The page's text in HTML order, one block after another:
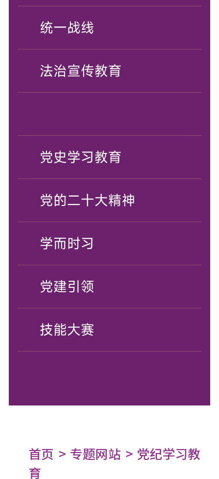
统一战线
法治宣传教育
党史学习教育
党的二十大精神
学而时习
党建引领
技能大赛
首页 专题网站
党纪学习教
育